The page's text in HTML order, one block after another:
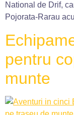
National de Drif,
Pojorata-Rarau
pentru
munte